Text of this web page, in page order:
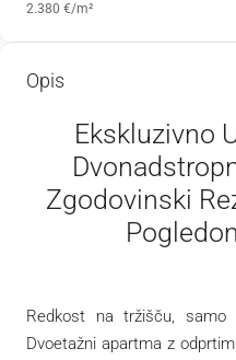
2.380 €/m²
Opis
Ekskluzivno
Zgodovinski
Redkost na tržišču,
Dvoetažni apartma z